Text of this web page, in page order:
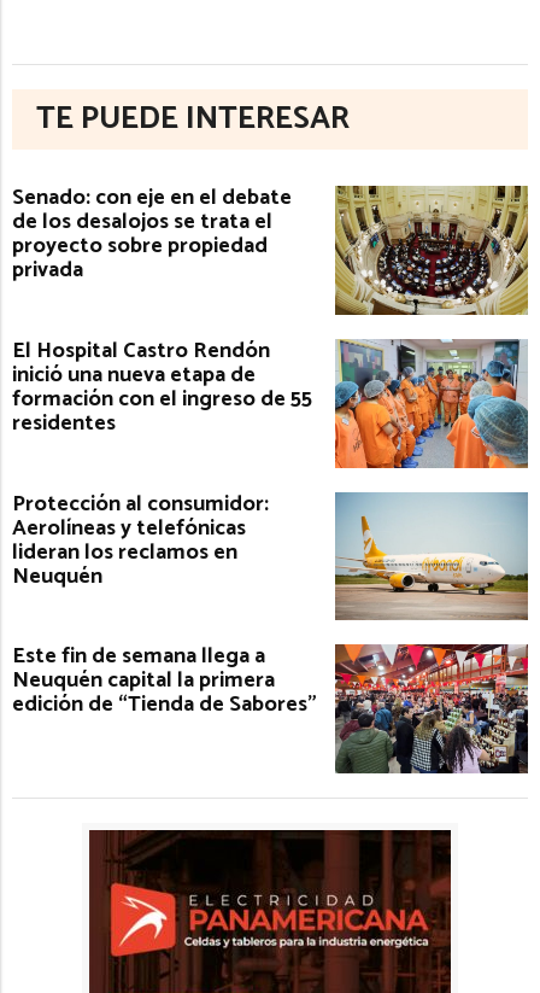
TE PUEDE INTERESAR
Senado: con eje en el debate
de los desalojos se trata el
proyecto sobre propiedad
privada
El Hospital Castro Rendón
inició una nueva etapa de
formación con el ingreso de 55
residentes
Protección al consumidor:
Aerolíneas y telefónicas
lideran los reclamos en
Neuquén
Este fin de semana llega a
Neuquén capital la primera
edición de “Tienda de Sabores”